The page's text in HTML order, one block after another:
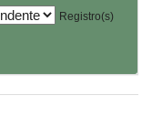
Registro(s)